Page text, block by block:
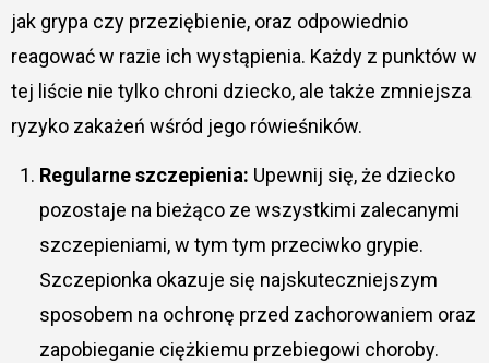
jak grypa czy przeziębienie, oraz odpowiednio
reagować w razie ich wystąpienia. Każdy z punktów w
tej liście nie tylko chroni dziecko, ale także zmniejsza
ryzyko zakażeń wśród jego rówieśników.
Regularne szczepienia: Upewnij się, że dziecko
pozostaje na bieżąco ze wszystkimi zalecanymi
szczepieniami, w tym tym przeciwko grypie.
Szczepionka okazuje się najskuteczniejszym
sposobem na ochronę przed zachorowaniem oraz
zapobieganie ciężkiemu przebiegowi choroby.